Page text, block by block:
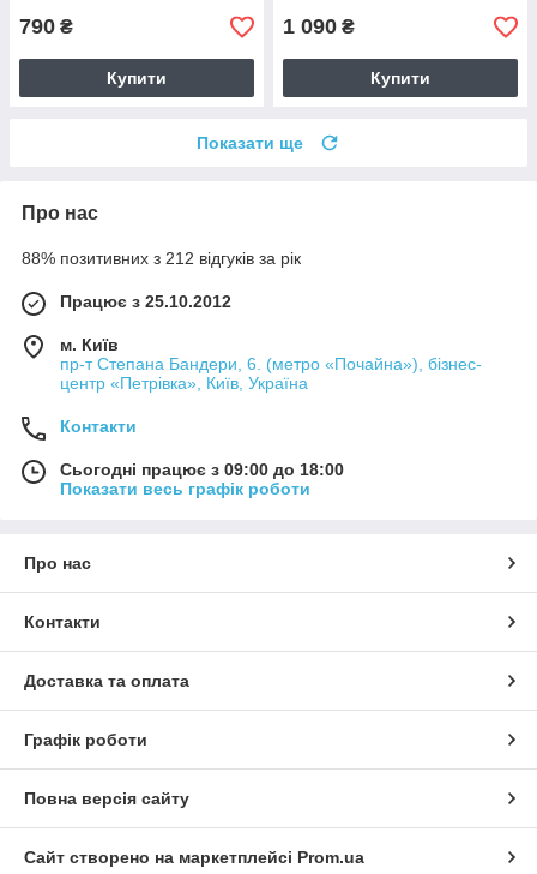
790 ₴
Купити
1 090 ₴
Купити
Показати ще
Про нас
88% позитивних з 212 відгуків за рік
Працює з 25.10.2012
м. Київ
пр-т Степана Бандери, 6. (метро «Почайна»), бізнес-
центр «Петрівка», Київ, Україна
Контакти
Сьогодні працює з 09:00 до 18:00
Показати весь графік роботи
Про нас
Контакти
Доставка та оплата
Графік роботи
Повна версія сайту
Сайт створено на маркетплейсі Prom.ua